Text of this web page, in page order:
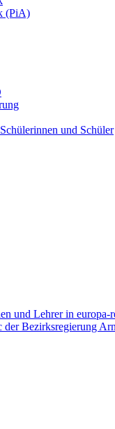
(PiA)
und Schüler
und Lehrer in europa-
Bezirksregierung